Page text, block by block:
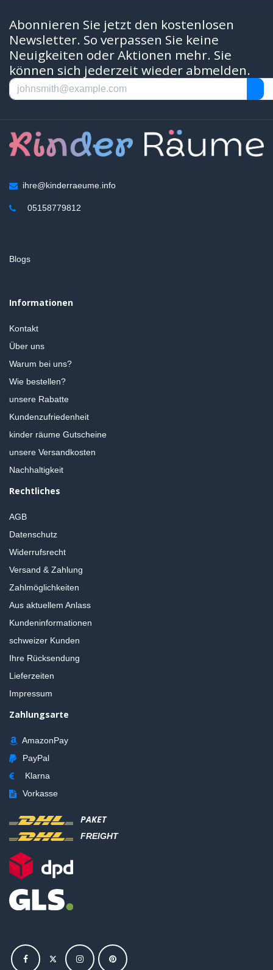
Abonnieren Sie jetzt den kostenlosen
Newsletter. So verpassen Sie keine
Neuigkeiten oder Aktionen mehr. Sie
können sich jederzeit wieder abmelden.
ihre@kinderraeume.info
05158779812
Blogs
Informationen
Kontakt
Über uns
Warum bei uns?
Wie bestellen?
unsere Rabatte
Kundenzufriedenheit
kinder räume Gutscheine
unsere Versandkosten
Nachhaltigkeit
Rechtliches
AGB
Datenschutz
Widerrufsrecht
Versand & Zahlung
Zahlmöglichkeiten
Aus aktuellem Anlass
Kundeninformationen
schweizer Kunden
Ihre Rücksendung
Lieferzeiten
Impressum
Zahlungsarte
AmazonPay
PayPal
Klarna
Vorkasse
PAKET
FREIGHT